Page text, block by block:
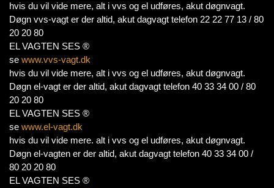
hvis du vil vide mere, alt i vvs og el udføres, akut døgnvagt.
Døgn vvs-vagt er der altid, akut dagvagt telefon 22 22 77 13 / 80
20 20 80
EL VAGTEN SES ®
se www.vvs-vagt.dk
hvis du vil vide mere, alt i vvs og el udføres, akut døgnvagt.
Døgn el-vagt er der altid, akut dagvagt telefon 40 33 34 00 / 80
20 20 80
EL VAGTEN SES ®
se www.el-vagt.dk
hvis du vil vide mere. alt i vvs og el udføres, akut døgnvagt.
Døgn el-vagten er der altid, akut dagvagt telefon 40 33 34 00 /
80 20 20 80
EL VAGTEN SES ®